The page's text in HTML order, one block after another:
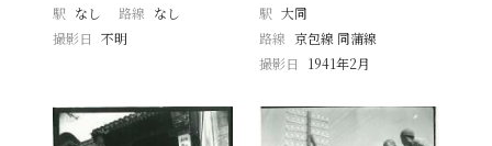
駅 なし 路線 なし
撮影日
不明
駅 大同
路線 京包線 同蒲線
撮影日
1941年2月